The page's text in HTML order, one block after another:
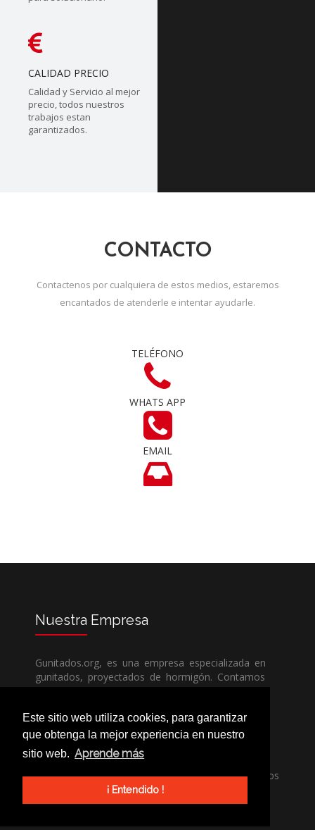
Este sitio web utiliza cookies, para garantizar
que obtenga la mejor experiencia en nuestro
sitio web. Aprende más
¡ Entendido !
CALIDAD PRECIO
Calidad y Servicio al mejor
precio, todos nuestros
trabajos estan
garantizados.
CONTACTO
Contactenos por cualquiera de estos medios, estaremos
encantados de atenderle e intentar ayudarle.
TELÉFONO
WHATS APP
EMAIL
Nuestra Empresa
Gunitados.org, es una empresa especializada en
gunitados, proyectados de hormigón. Contamos
con todos los medios humanos y técnicos, para
competencia.
Si necesita una empresa de gunitados, no dude
en llamarnos, nuestros técnicos estran encantados
de poder ayudarle, ya sea usted particular o
profesional.